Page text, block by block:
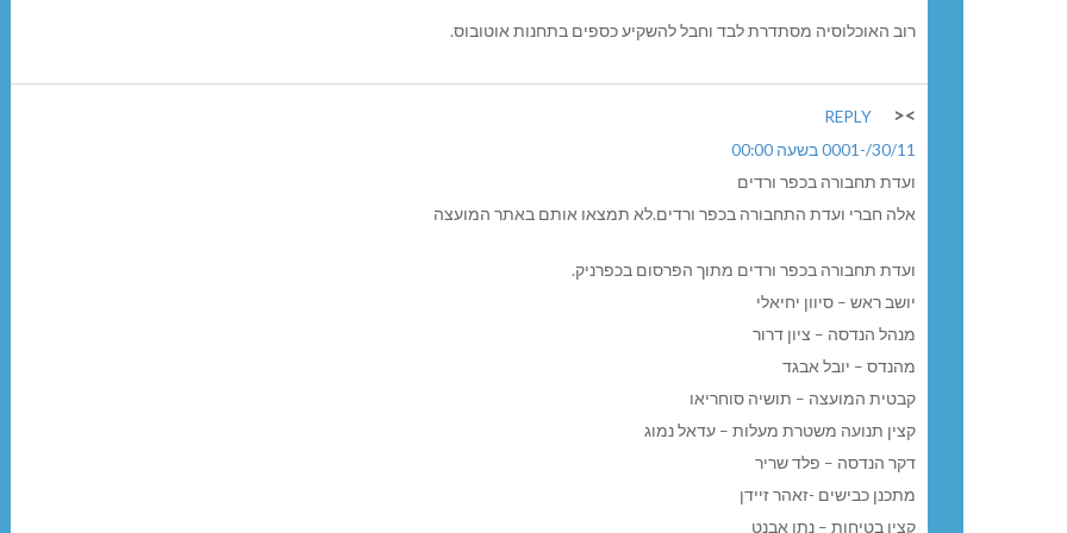
רוב האוכלוסיה מסתדרת לבד וחבל להשקיע כספים בתחנות אוטובוס.
><
REPLY
30/11/-0001 בשעה 00:00
ועדת תחבורה בכפר ורדים
אלה חברי ועדת התחבורה בכפר ורדים.לא תמצאו אותם באתר המועצה
ועדת תחבורה בכפר ורדים מתוך הפרסום בכפרניק.
יושב ראש – סיוון יחיאלי
מנהל הנדסה – ציון דרור
מהנדס – יובל אבגד
קבטית המועצה – תושיה סוחריאו
קצין תנועה משטרת מעלות – עדאל נמוג
דקר הנדסה – פלד שריר
מתכנן כבישים -זאהר זיידן
קצין בטיחות – נתן אבנט